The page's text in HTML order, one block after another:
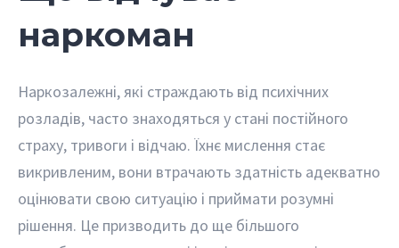
наркоман
Наркозалежні, які страждають від психічних
розладів, часто знаходяться у стані постійного
страху, тривоги і відчаю. Їхнє мислення стає
викривленим, вони втрачають здатність адекватно
оцінювати свою ситуацію і приймати розумні
рішення. Це призводить до ще більшого